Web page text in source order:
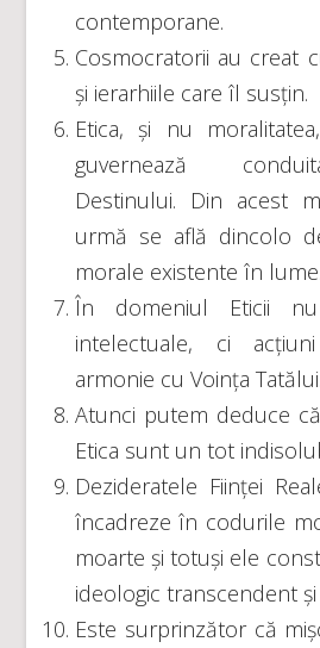
contemporane.
Cosmocratorii au creat
și ierarhiile care îl susțin.
Etica, și nu
guvernează
Destinului. Din acest
urmă se află dincolo
morale existente în lume.
În domeniul Eticii
intelectuale, ci
armonie cu Voința Tatălui.
Atunci putem deduce
Etica sunt un tot
Dezideratele Ființei
încadreze în codurile
moarte și totuși ele
ideologic transcendent
Este surprinzător că